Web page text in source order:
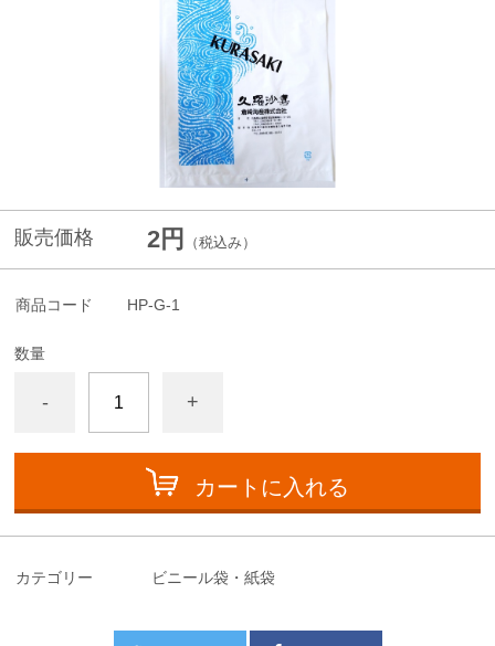
販売価格 2円 （税込み）
商品コード HP-G-1
数量
- +
カートに入れる
カテゴリー ビニール袋・紙袋